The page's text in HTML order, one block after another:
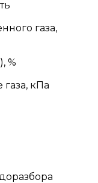
газа,
%
кПа